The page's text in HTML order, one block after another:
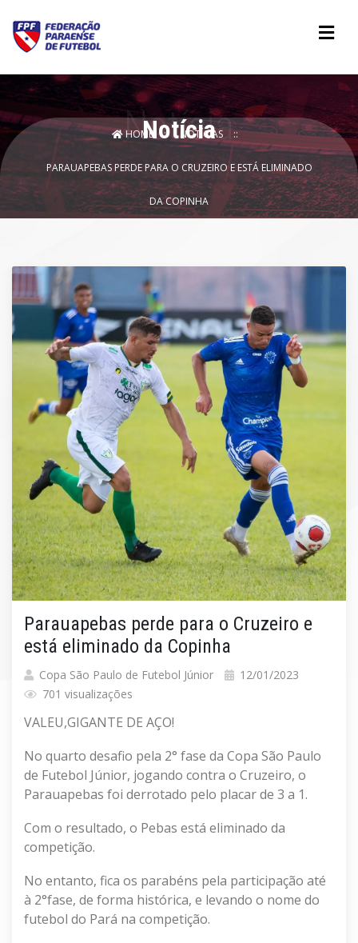
Notícia
HOME NOTÍCIAS
PARAUAPEBAS PERDE PARA O CRUZEIRO E ESTÁ ELIMINADO
DA COPINHA
Parauapebas perde para o Cruzeiro e
está eliminado da Copinha
Copa São Paulo de Futebol Júnior
12/01/2023
701 visualizações
VALEU,GIGANTE DE AÇO!
No quarto desafio pela 2° fase da Copa São Paulo
de Futebol Júnior, jogando contra o Cruzeiro, o
Parauapebas foi derrotado pelo placar de 3 a 1.
Com o resultado, o Pebas está eliminado da
competição.
No entanto, fica os parabéns pela participação até
à 2°fase, de forma histórica, e levando o nome do
futebol do Pará na competição.